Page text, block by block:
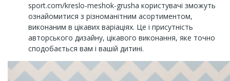
sport.com/kreslo-meshok-grusha користувачі зможуть
ознайомитися з різноманітним асортиментом,
виконаним в цікавих варіаціях. Це і присутність
авторського дизайну, цікавого виконання, яке точно
сподобається вам і вашій дитині.